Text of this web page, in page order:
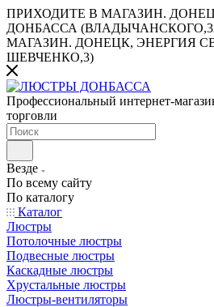
ПРИХОДИТЕ В МАГАЗИН.
ДОНБАССА
МАГАЗИН. ДОНЕЦК, ЭНЕРГИЯ
ШЕВЧЕНКО,3)
Профессиональный интернет-
торговли
Везде
По всему сайту
По каталогу
Каталог
Люстры
Потолочные люстры
Подвесные люстры
Каскадные люстры
Хрустальные люстры
Люстры-вентиляторы